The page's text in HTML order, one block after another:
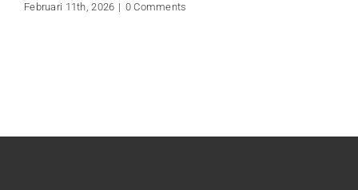
Februari 11th, 2026 | 0 Comments